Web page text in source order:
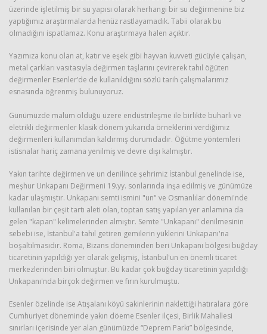
üzerinde işletilmiş bir su yapısı olarak herhangi bir su değirmenine biz
yaptığımız araştırmalarda henüz rastlayamadık. Tabii olarak bu
olmadığını ispatlamaz. Konu araştırmaya halen açıktır.
Yazımıza konu olan at, katır ve eşek gibi hayvan kuvveti gücüyle çalışan,
metal çarkları vasıtasıyla değirmen taşlarını çevirerek tahıl öğüten
değirmenler Esenler’de de kullanıldığını sözlü tarih çalışmalarımız
esnasında öğrenmiş bulunuyoruz.
Günümüzde malum olduğu üzere endüstrileşme ile birlikte buharlı ve
eletrikli değirmenler klasik dönem yukarıda örneklerini verdiğimiz
değirmenleri kullanımdan kaldırmış durumdadır. Öğütme yöntemleri
istisnalar hariç zamana yenilmiş ve devre dışı kalmıştır.
Yakın tarihte değirmen ve un denilince şehrimiz İstanbul genelinde ise,
meşhur Unkapanı Değirmeni 19.yy. sonlarında inşa edilmiş ve günümüze
kadar ulaşmıştır. Unkapanı semti ismini "un" ve Osmanlılar dönemi'nde
kullanılan bir çeşit tartı aleti olan, toptan satış yapılan yer anlamına da
gelen "kapan" kelimelerinden almıştır. Semte "Unkapanı" denilmesinin
sebebi ise, İstanbul'a tahıl getiren gemilerin yüklerini Unkapanı'na
boşaltılmasıdır. Roma, Bizans döneminden beri Unkapanı bölgesi buğday
ticaretinin yapıldığı yer olarak gelişmiş, İstanbul'un en önemli ticaret
merkezlerinden biri olmuştur. Bu kadar çok buğday ticaretinin yapıldığı
Unkapanı'nda birçok değirmen ve fırın kurulmuştu.
Esenler özelinde ise Atışalanı köyü sakinlerinin naklettiği hatıralara göre
Cumhuriyet döneminde yakın döeme Esenler ilçesi, Birlik Mahallesi
sınırları içerisinde yer alan günümüzde “Deprem Parkı” bölgesinde,